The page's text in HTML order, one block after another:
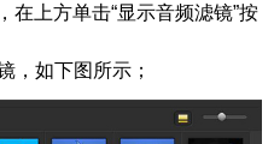
在上方单击“显示音频滤镜”按
，如下图所示；